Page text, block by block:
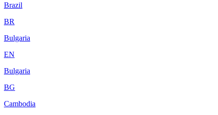
Brazil
BR
Bulgaria
EN
Bulgaria
BG
Cambodia